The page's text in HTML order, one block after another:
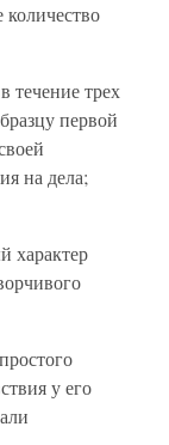
течение трех
первой
на дела;
характер
у его